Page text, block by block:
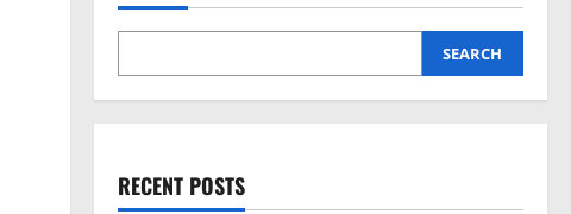
SEARCH
RECENT POSTS